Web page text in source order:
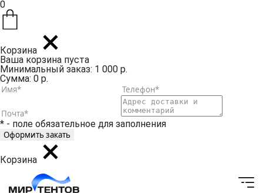
0
Корзина
Ваша корзина пуста
Минимальный заказ: 1 000 р.
Сумма: 0 р.
* - поле обязательное для заполнения
Корзина